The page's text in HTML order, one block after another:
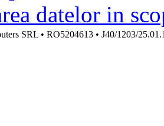
datelor in
SRL • RO5204613 • J40/1203/